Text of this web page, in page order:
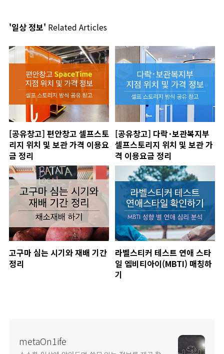
'일상 정보' Related Articles
[공유창고] 편안창고 셀프스토
리지 위치 및 보관 가격 이용요
금 정리
[공유창고] 다락･보관복지부
셀프스토리지 위치 및 보관 가
격 이용요금 정리
고구마 심는 시기와 재배 기간
정리
라벨스티커 테스트 연애 스타
일 엠비티아이(MBTI) 매칭하
기
metaOn1ife